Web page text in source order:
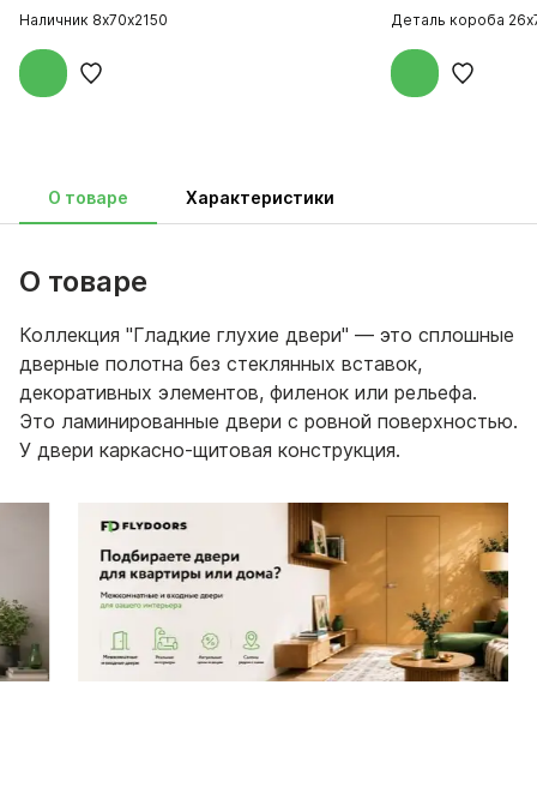
Наличник 8х70х2150 Деталь короба
О товаре Характеристики
О товаре
Коллекция "Гладкие глухие двери" — это сплошные
дверные полотна без стеклянных вставок,
декоративных элементов, филенок или рельефа.
Это ламинированные двери с ровной поверхностью.
У двери каркасно-щитовая конструкция.